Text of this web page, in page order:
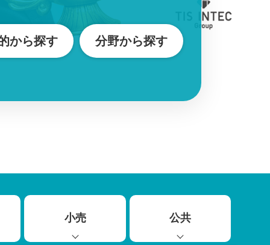
から探す 分野から探す
小売 公共